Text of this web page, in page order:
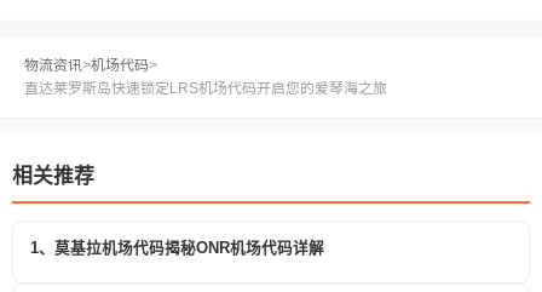
物流资讯>机场代码>
直达莱罗斯岛快速锁定LRS机场代码开启您的爱琴海之旅
相关推荐
1、莫基拉机场代码揭秘ONR机场代码详解